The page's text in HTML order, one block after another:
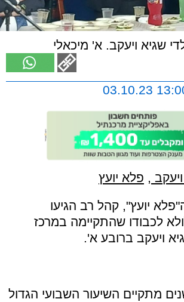
שגיא ויעקב. א' מיכאלי
, פלא יועץ
"פלא יועץ", קהל רב הגיעו
לכבודו שהתקיימה במרכז
ויעקב ברובע א'.
מתקיים השיעור השבועי הגדול